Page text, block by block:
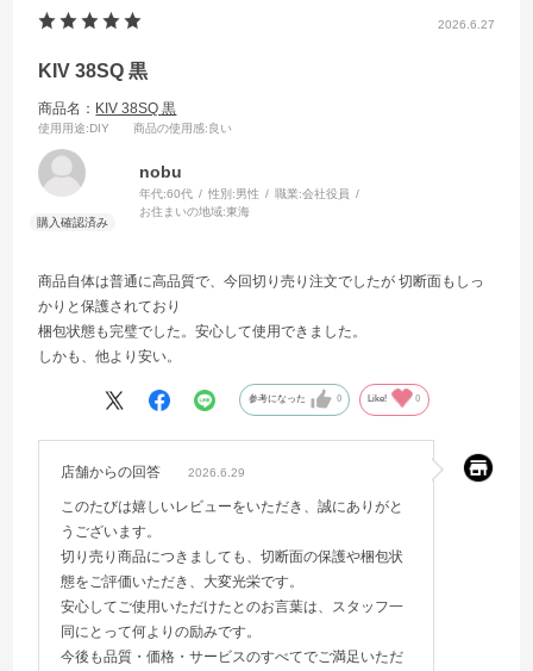
2026.6.27
KIV 38SQ 黒
商品名： KIV 38SQ 黒
使用用途:DIY 商品の使用感:良い
nobu
年代:60代 性別:男性 職業:会社役員
お住まいの地域:東海
商品自体は普通に高品質で、今回切り売り注文でしたが 切断面もしっ
かりと保護されており
梱包状態も完璧でした。安心して使用できました。
しかも、他より安い。
参考になった 0 Like! 0
店舗からの回答 2026.6.29
このたびは嬉しいレビューをいただき、誠にありがと
うございます。
切り売り商品につきましても、切断面の保護や梱包状
態をご評価いただき、大変光栄です。
安心してご使用いただけたとのお言葉は、スタッフ一
同にとって何よりの励みです。
今後も品質・価格・サービスのすべてでご満足いただ